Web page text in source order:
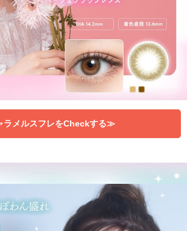
ラメルスフレをCheckする≫